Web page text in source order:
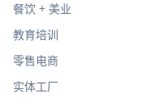
餐饮 + 美业
教育培训
零售电商
实体工厂